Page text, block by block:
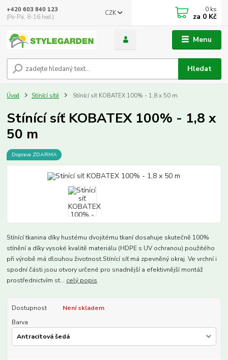
Menu
CZK
Hledat
+420 603 840 123
(Po-Pá, 8-16 hod.)
0 ks
za 0 Kč
Úvod Stínící sítě Stínící síť KOBATEX 100% - 1,8 x 50 m
Stínící síť KOBATEX 100% - 1,8 x
50 m
Doprava ZDARMA
Stínící tkanina díky hustému dvojitému tkaní dosahuje skutečně 100%
stínění a díky vysoké kvalitě materiálu (HDPE s UV ochranou) použitého
při výrobě má dlouhou životnost.Stínící síť má zpevněný okraj. Ve vrchní i
spodní části jsou otvory určené pro snadnější a efektivnější montáž
prostřednictvím st... celý popis
Dostupnost
Není skladem
Barva